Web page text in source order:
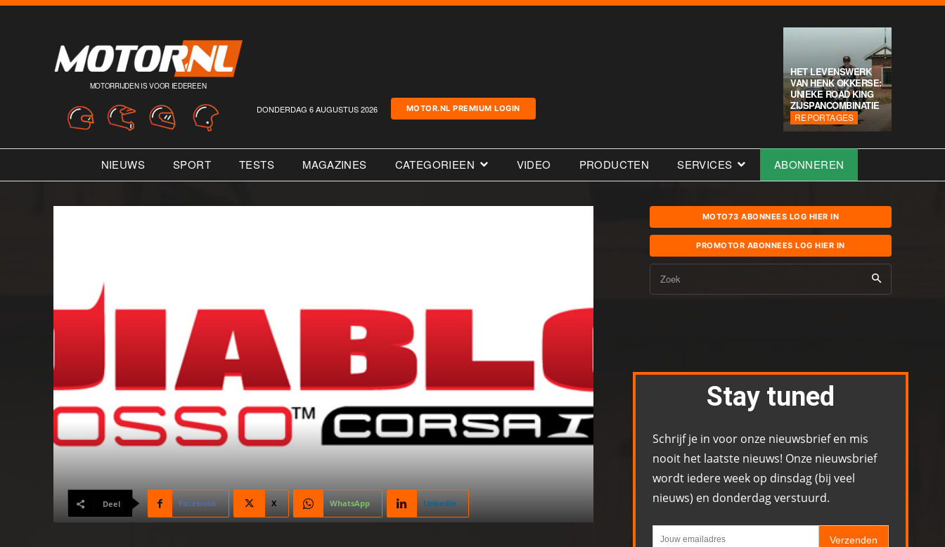
MOTORRIJDEN IS VOOR IEDEREEN
DONDERDAG 6 AUGUSTUS 2026 MOTOR.NL PREMIUM LOGIN
HET LEVENSWERK
VAN HENK OKKERSE:
UNIEKE ROAD KING
ZIJSPANCOMBINATIE
REPORTAGES
NIEUWS SPORT TESTS MAGAZINES CATEGORIEEN VIDEO PRODUCTEN SERVICES ABONNEREN
Deel Facebook X WhatsApp Linkedin
MOTO73 ABONNEES LOG HIER IN
PROMOTOR ABONNEES LOG HIER IN
Zoek
Stay tuned
Schrijf je in voor onze nieuwsbrief en mis
nooit het laatste nieuws! Onze nieuwsbrief
wordt iedere week op dinsdag (bij veel
nieuws) en donderdag verstuurd.
Verzenden